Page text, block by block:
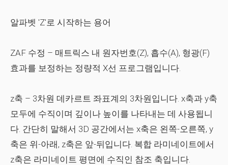
알파벳 'Z'로 시작하는 용어
ZAF 수정 – 매트릭스 내 원자번호(Z), 흡수(A), 형광(F)
효과를 보정하는 정량적 X선 프로그램입니다.
z축 – 3차원 데카르트 좌표계의 3차원입니다. x축과 y축
모두에 수직이며 깊이나 높이를 나타내는 데 사용됩니
다. 간단히 말해서 3D 공간에서는 x축은 왼쪽-오른쪽, y
축은 위-아래, z축은 앞-뒤입니다. 복합 라미네이트에서
z축은 라미네이트 평면에 수직인 참조 축입니다.